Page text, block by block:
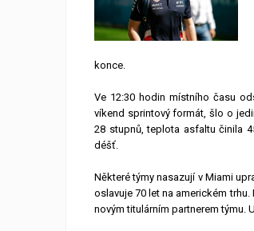
konce.
Ve 12:30 hodin místního času
víkend sprintový formát, šlo o
28 stupnů, teplota asfaltu činila
déšť.
Některé týmy nasazují v Miami
oslavuje 70 let na americkém
novým titulárním partnerem týmu.